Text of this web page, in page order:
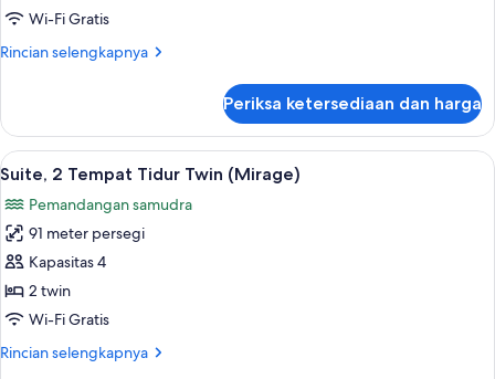
Tempat
King
Wi-Fi Gratis
Rincian selengkapnya
Rincian
Suite,
Tempat
King
(Mirage)
Periksa ketersediaan dan harga
Lihat
semua
foto
untuk
Suite,
2
Tempat
Twin
Suite, 2 Tempat Tidur Twin (Mirage)
5
Suite, 2 Tempat Tidur Twin (Mirage)
Pemandangan samudra
91 meter persegi
Kapasitas 4
2 twin
Wi-Fi Gratis
Rincian selengkapnya
Rincian